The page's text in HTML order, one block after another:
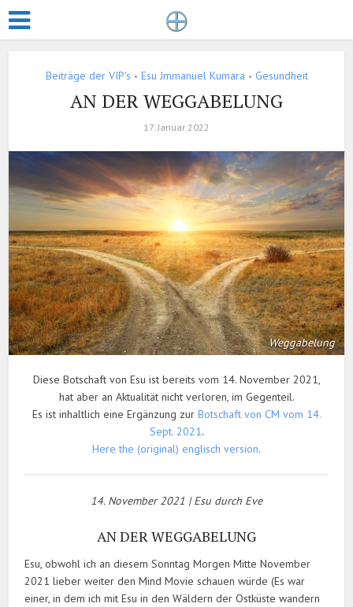
Beiträge der VIP's • Esu Jmmanuel Kumara • Gesundheit
AN DER WEGGABELUNG
17. Januar 2022
Weggabelung
Diese Botschaft von Esu ist bereits vom 14. November 2021,
hat aber an Aktualität nicht verloren, im Gegenteil.
Es ist inhaltlich eine Ergänzung zur Botschaft von CM vom 14.
Sept. 2021.
Here the (original) englisch version.
14. November 2021 | Esu durch Eve
AN DER WEGGABELUNG
Esu, obwohl ich an diesem Sonntag Morgen Mitte November
2021 lieber weiter den Mind Movie schauen würde (Es war
einer, in dem ich mit Esu in den Wäldern der Ostküste wandern